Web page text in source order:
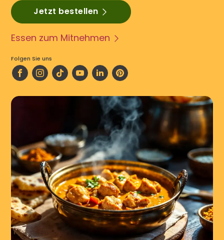
Jetzt bestellen
Essen zum Mitnehmen
Folgen Sie uns